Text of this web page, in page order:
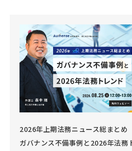
知財の歩き方 Vol.6 事業と知財の“交
通整理”術